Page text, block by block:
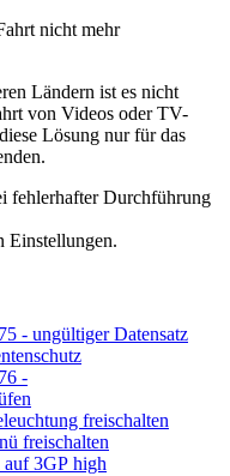
nicht mehr
Ländern ist es nicht
von Videos oder TV-
Lösung nur für das
fehlerhafter Durchführung
Einstellungen.
- ungültiger Datensatz
-
freischalten
freischalten
3GP high